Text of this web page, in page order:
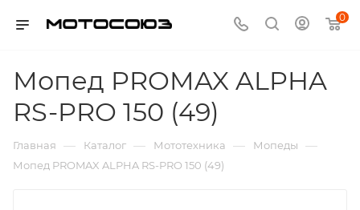
0
Мопед PROMAX ALPHA
RS-PRO 150 (49)
Главная — Каталог — Мототехника — Мопеды —
Мопед PROMAX ALPHA RS-PRO 150 (49)